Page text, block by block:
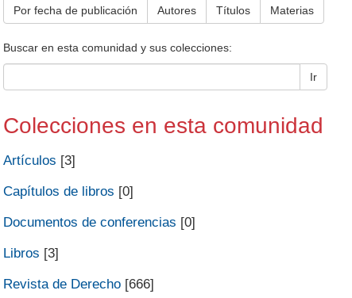
Por fecha de publicación Autores Títulos Materias
Buscar en esta comunidad y sus colecciones:
Ir
Colecciones en esta comunidad
Artículos [3]
Capítulos de libros [0]
Documentos de conferencias [0]
Libros [3]
Revista de Derecho[666]